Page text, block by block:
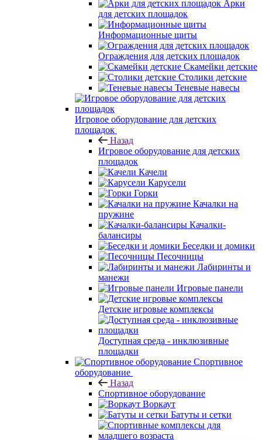
Арки
для детских площадок
Информационные щиты
Ограждения для детских площадок
Скамейки детские
Столики детские
Теневые навесы
Игровое оборудование для детских
площадок
Назад
Игровое оборудование для детских
площадок
Качели
Карусели
Горки
Качалки на
пружине
Качалки-
балансиры
Беседки и домики
Песочницы
Лабиринты и
манежи
Игровые панели
Детские игровые комплексы
Доступная среда - инклюзивные
площадки
Спортивное
оборудование
Назад
Спортивное оборудование
Воркаут
Батуты и сетки